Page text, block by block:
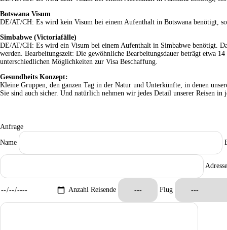
Botswana Visum
DE/AT/CH: Es wird kein Visum bei einem Aufenthalt in Botswana benötigt,
Simbabwe (Victoriafälle)
DE/AT/CH: Es wird ein Visum bei einem Aufenthalt in Simbabwe benötigt.
werden. Bearbeitungszeit: Die gewöhnliche Bearbeitungsdauer beträgt etwa
unterschiedlichen Möglichkeiten zur Visa Beschaffung.
Gesundheits Konzept:
Kleine Gruppen, den ganzen Tag in der Natur und Unterkünfte, in denen
Sie sind auch sicher. Und natürlich nehmen wir jedes Detail unserer Reisen
Anfrage
Name
Anzahl Reisende Flug